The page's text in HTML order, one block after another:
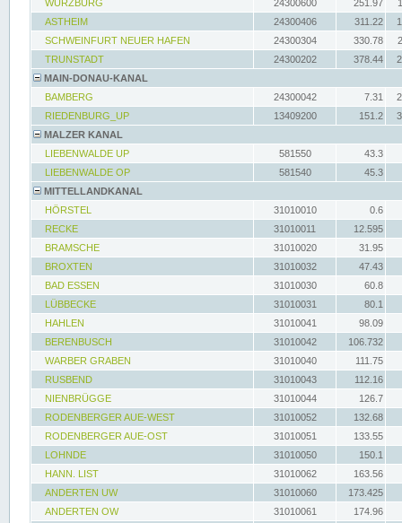
WÜRZBURG 24300600 251.97
ASTHEIM
24300406 311.22
SCHWEINFURT NEUER HAFEN
24300304 330.78
TRUNSTADT
24300202 378.44
MAIN-DONAU-KANAL
BAMBERG
24300042 7.31
RIEDENBURG_UP
13409200 151.2
MALZER KANAL
LIEBENWALDE UP
581550
43.3
LIEBENWALDE OP
581540
45.3
MITTELLANDKANAL
HÖRSTEL
31010010
0.6
RECKE
31010011
12.595
BRAMSCHE
31010020
31.95
BROXTEN
31010032
47.43
BAD ESSEN
31010030
60.8
LÜBBECKE
31010031
80.1
HAHLEN
31010041
98.09
BERENBUSCH
31010042
106.732
WARBER GRABEN
31010040
111.75
RUSBEND
31010043
112.16
NIENBRÜGGE
31010044
126.7
RODENBERGER AUE-WEST
31010052
132.68
RODENBERGER AUE-OST
31010051
133.55
LOHNDE
31010050
150.1
HANN. LIST
31010062
163.56
ANDERTEN UW
31010060
173.425
ANDERTEN OW
31010061
174.96